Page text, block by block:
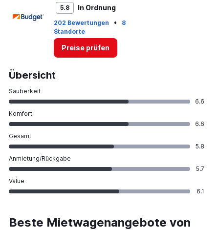
5.8 In Ordnung
202 Bewertungen •
8
Standorte
Preise prüfen
Übersicht
Sauberkeit
6.6
Komfort
6.6
Gesamt
5.8
Anmietung/Rückgabe
5.7
Value
6.1
Beste Mietwagenangebote von